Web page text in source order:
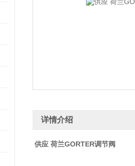
详情介绍
供应 荷兰GORTER调节阀